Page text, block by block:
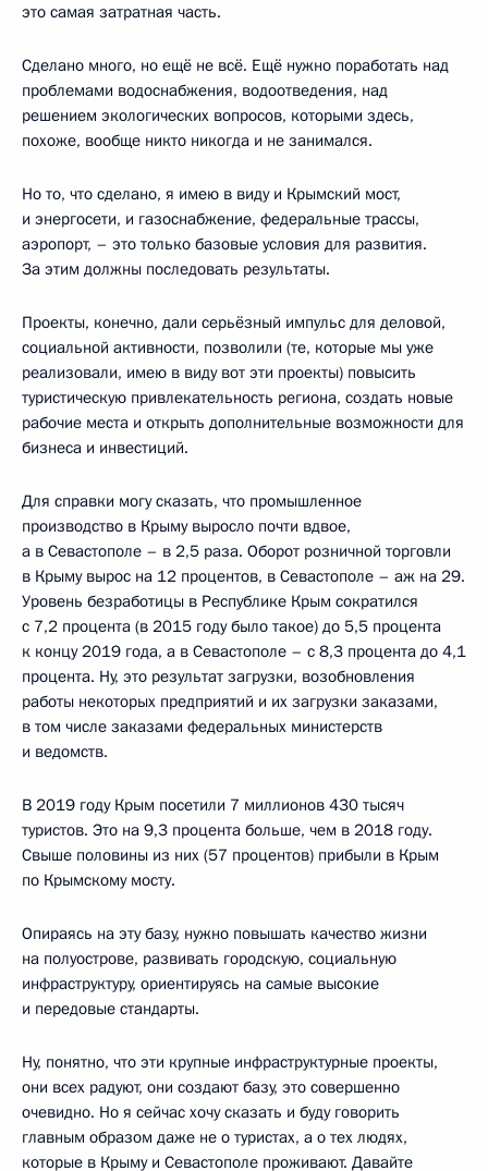
это самая затратная часть.
Сделано много, но ещё не всё. Ещё нужно поработать над
проблемами водоснабжения, водоотведения, над
решением экологических вопросов, которыми здесь,
похоже, вообще никто никогда и не занимался.
Но то, что сделано, я имею в виду и Крымский мост,
и энергосети, и газоснабжение, федеральные трассы,
аэропорт, – это только базовые условия для развития.
За этим должны последовать результаты.
Проекты, конечно, дали серьёзный импульс для деловой,
социальной активности, позволили (те, которые мы уже
реализовали, имею в виду вот эти проекты) повысить
туристическую привлекательность региона, создать новые
рабочие места и открыть дополнительные возможности для
бизнеса и инвестиций.
Для справки могу сказать, что промышленное
производство в Крыму выросло почти вдвое,
а в Севастополе – в 2,5 раза. Оборот розничной торговли
в Крыму вырос на 12 процентов, в Севастополе – аж на 29.
Уровень безработицы в Республике Крым сократился
с 7,2 процента (в 2015 году было такое) до 5,5 процента
к концу 2019 года, а в Севастополе – с 8,3 процента до 4,1
процента. Ну, это результат загрузки, возобновления
работы некоторых предприятий и их загрузки заказами,
в том числе заказами федеральных министерств
и ведомств.
В 2019 году Крым посетили 7 миллионов 430 тысяч
туристов. Это на 9,3 процента больше, чем в 2018 году.
Свыше половины из них (57 процентов) прибыли в Крым
по Крымскому мосту.
Опираясь на эту базу, нужно повышать качество жизни
на полуострове, развивать городскую, социальную
инфраструктуру, ориентируясь на самые высокие
и передовые стандарты.
Ну, понятно, что эти крупные инфраструктурные проекты,
они всех радуют, они создают базу, это совершенно
очевидно. Но я сейчас хочу сказать и буду говорить
главным образом даже не о туристах, а о тех людях,
которые в Крыму и Севастополе проживают. Давайте